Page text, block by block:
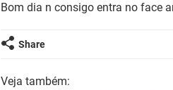
Bom dia n consigo entra no face
Share
Veja também: